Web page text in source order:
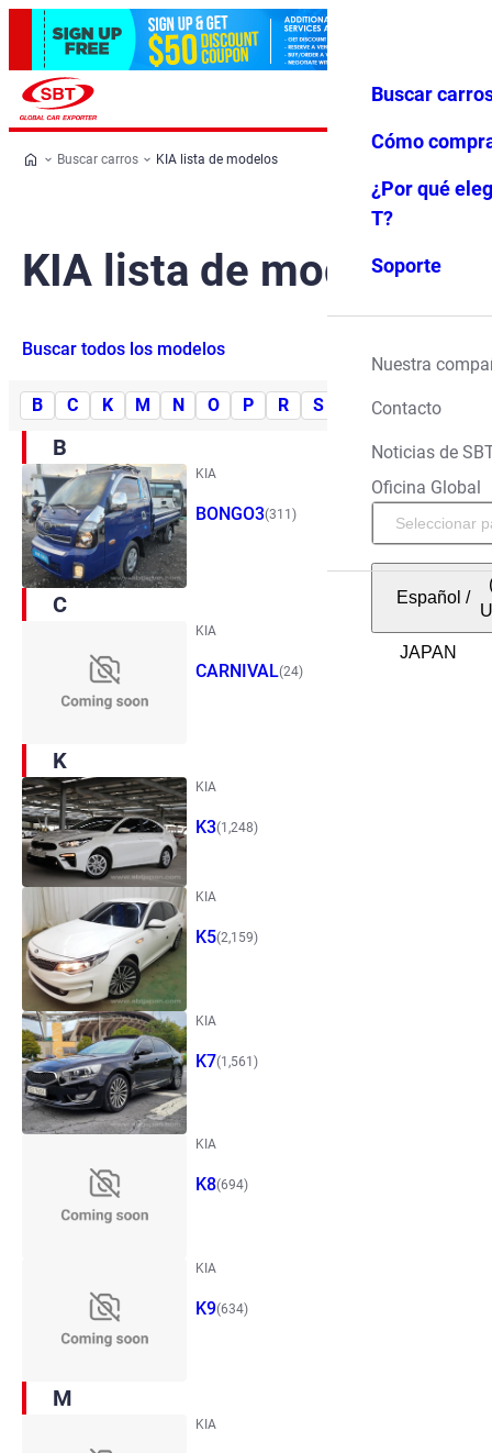
Favoritos Menú
Buscar
Cómo
¿Por qué
T?
Soporte
Nuestra
Contacto
Noticias de
Oficina Global
Español /
Buscar carros KIA lista de modelos
KIA lista de modelos
Buscar todos los modelos
B C K M N O P R S
B
KIA
BONGO3(311)
C
KIA
CARNIVAL(24)
K
KIA
K3(1,248)
KIA
K5(2,159)
KIA
K7(1,561)
KIA
K8(694)
KIA
K9(634)
M
KIA